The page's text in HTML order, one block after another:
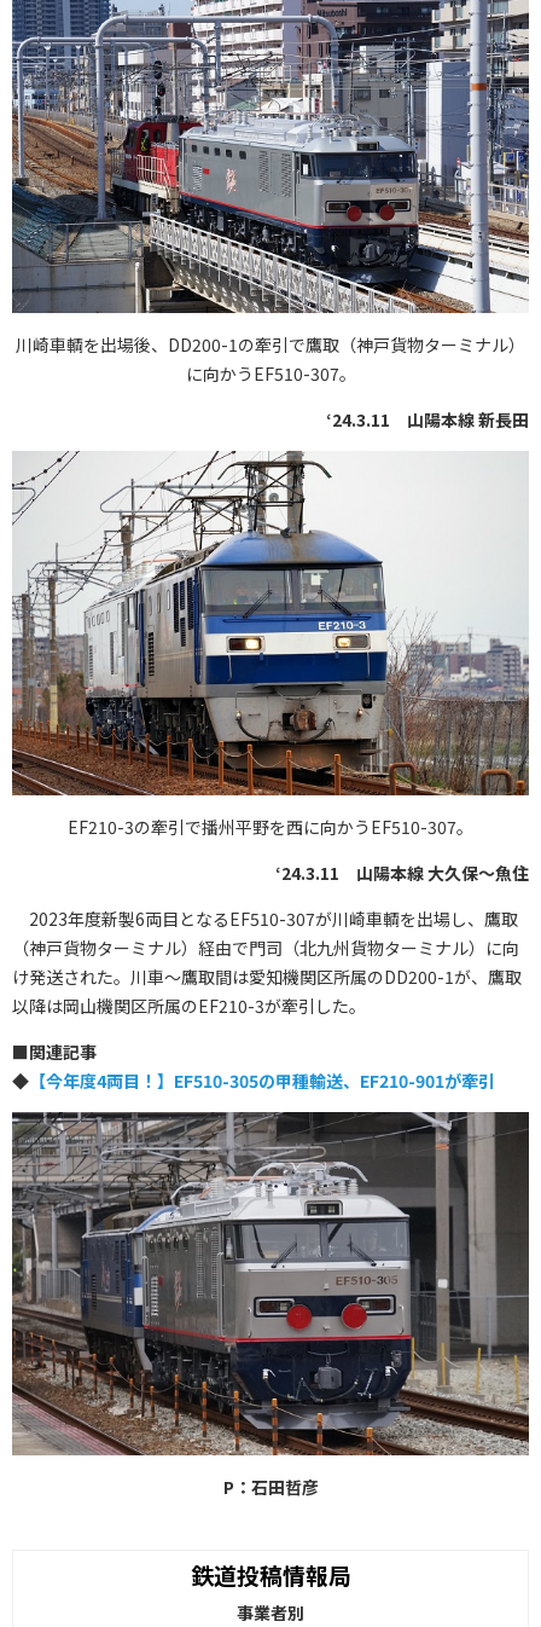
川崎車輌を出場後、DD200-1の牽引で鷹取（神戸貨物ターミナル）
に向かうEF510-307。
‘24.3.11 山陽本線 新長田
EF210-3の牽引で播州平野を西に向かうEF510-307。
‘24.3.11 山陽本線 大久保～魚住
2023年度新製6両目となるEF510-307が川崎車輌を出場し、鷹取
（神戸貨物ターミナル）経由で門司（北九州貨物ターミナル）に向
け発送された。川車～鷹取間は愛知機関区所属のDD200-1が、鷹取
以降は岡山機関区所属のEF210-3が牽引した。
■関連記事
◆ 【今年度4両目！】EF510-305の甲種輸送、EF210-901が牽引
P：石田哲彦
鉄道投稿情報局
事業者別